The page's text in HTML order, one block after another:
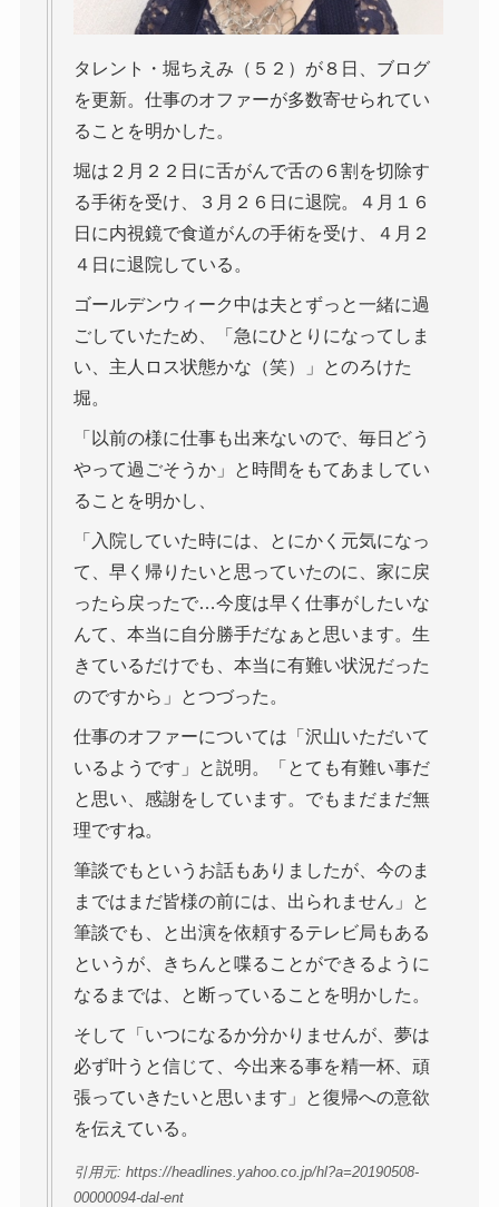
タレント・堀ちえみ（５２）が８日、ブログ
を更新。仕事のオファーが多数寄せられてい
ることを明かした。
堀は２月２２日に舌がんで舌の６割を切除す
る手術を受け、３月２６日に退院。４月１６
日に内視鏡で食道がんの手術を受け、４月２
４日に退院している。
ゴールデンウィーク中は夫とずっと一緒に過
ごしていたため、「急にひとりになってしま
い、主人ロス状態かな（笑）」とのろけた
堀。
「以前の様に仕事も出来ないので、毎日どう
やって過ごそうか」と時間をもてあましてい
ることを明かし、
「入院していた時には、とにかく元気になっ
て、早く帰りたいと思っていたのに、家に戻
ったら戻ったで…今度は早く仕事がしたいな
んて、本当に自分勝手だなぁと思います。生
きているだけでも、本当に有難い状況だった
のですから」とつづった。
仕事のオファーについては「沢山いただいて
いるようです」と説明。「とても有難い事だ
と思い、感謝をしています。でもまだまだ無
理ですね。
筆談でもというお話もありましたが、今のま
まではまだ皆様の前には、出られません」と
筆談でも、と出演を依頼するテレビ局もある
というが、きちんと喋ることができるように
なるまでは、と断っていることを明かした。
そして「いつになるか分かりませんが、夢は
必ず叶うと信じて、今出来る事を精一杯、頑
張っていきたいと思います」と復帰への意欲
を伝えている。
引用元: https://headlines.yahoo.co.jp/hl?a=20190508-
00000094-dal-ent